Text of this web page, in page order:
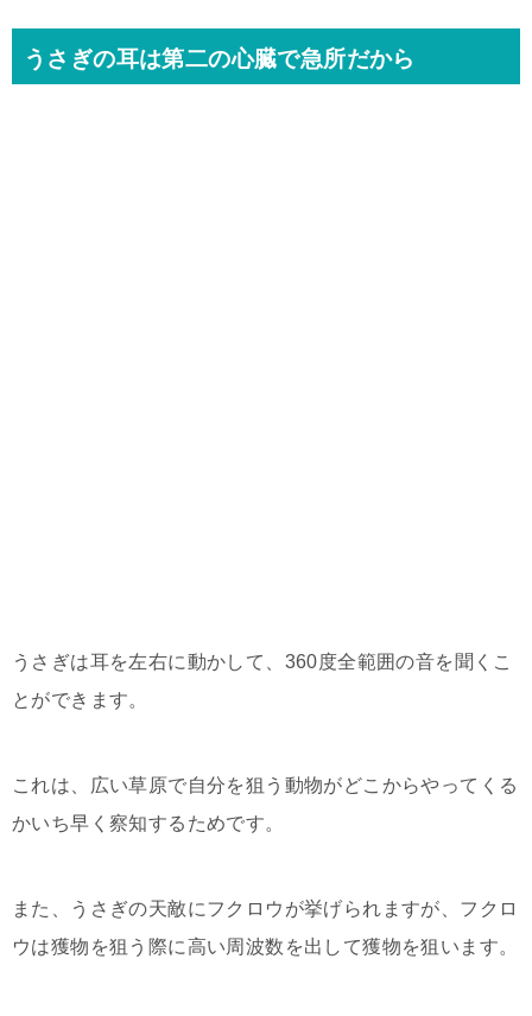
うさぎの耳は第二の心臓で急所だから
うさぎは耳を左右に動かして、360度全範囲の音を聞くこ
とができます。
これは、広い草原で自分を狙う動物がどこからやってくる
かいち早く察知するためです。
また、うさぎの天敵にフクロウが挙げられますが、フクロ
ウは獲物を狙う際に高い周波数を出して獲物を狙います。